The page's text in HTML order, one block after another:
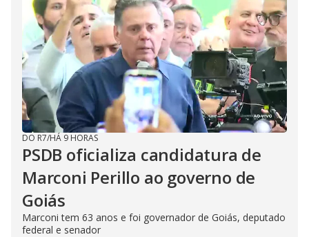
DO R7/HÁ 9 HORAS
PSDB oficializa candidatura de
Marconi Perillo ao governo de
Goiás
Marconi tem 63 anos e foi governador de Goiás, deputado
federal e senador